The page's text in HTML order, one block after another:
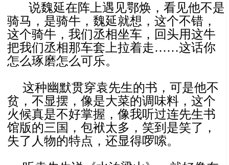
说魏延在阵上遇见鄂焕，看见他不是
骑马，是骑牛，魏延就想，这个不错，
这个骑牛，我们丞相坐车，回头用这牛
把我们丞相那车套上拉着走……这话你
怎么琢磨怎么可乐。
这种幽默贯穿袁先生的书，可是他不
贫，不显摆，像是大菜的调味料，这个
火候真是不好掌握，像我听过连先生书
馆版的三国，包袱太多，笑到是笑了，
失了人物的特点，还显得啰嗦。